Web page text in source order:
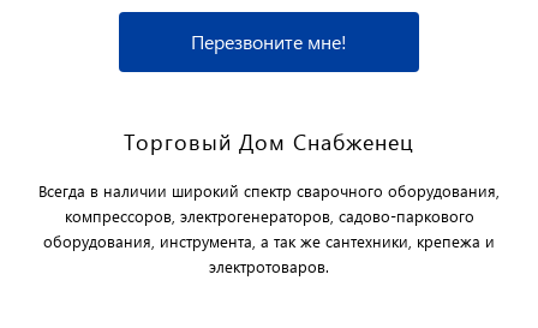
Перезвоните мне!
Торговый Дом Снабженец
Всегда в наличии широкий спектр сварочного оборудования,
компрессоров, электрогенераторов, садово-паркового
оборудования, инструмента, а так же сантехники, крепежа и
электротоваров.